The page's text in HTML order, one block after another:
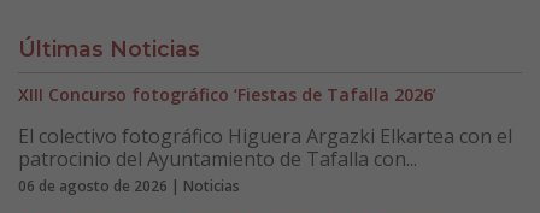
Últimas Noticias
XIII Concurso fotográfico ‘Fiestas de Tafalla 2026’
El colectivo fotográfico Higuera Argazki Elkartea con el
patrocinio del Ayuntamiento de Tafalla con...
06 de agosto de 2026 | Noticias